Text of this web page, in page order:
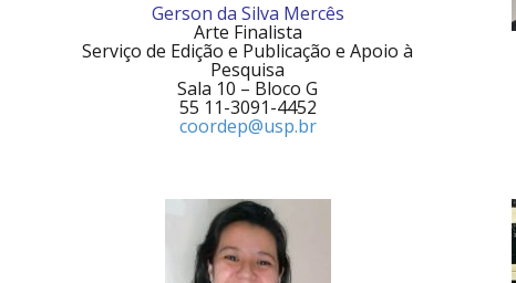
Gerson da Silva Mercês
Arte Finalista
Serviço de Edição e Publicação e Apoio à
Pesquisa
Sala 10 – Bloco G
55 11-3091-4452
coordep@usp.br